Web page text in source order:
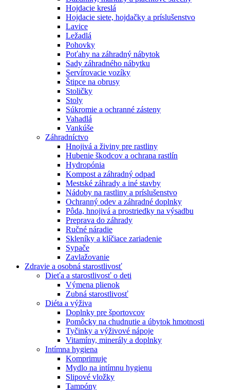
Hojdacie kreslá
Hojdacie siete, hojdačky a príslušenstvo
Lavice
Ležadlá
Pohovky
Poťahy na záhradný nábytok
Sady záhradného nábytku
Servírovacie vozíky
Štipce na obrusy
Stoličky
Stoly
Súkromie a ochranné zásteny
Vahadlá
Vankúše
Záhradníctvo
Hnojivá a živiny pre rastliny
Hubenie škodcov a ochrana rastlín
Hydropónia
Kompost a záhradný odpad
Mestské záhrady a iné stavby
Nádoby na rastliny a príslušenstvo
Ochranný odev a záhradné doplnky
Pôda, hnojivá a prostriedky na výsadbu
Preprava do záhrady
Ručné náradie
Skleníky a klíčiace zariadenie
Sypače
Zavlažovanie
Zdravie a osobná starostlivosť
Dieťa a starostlivosť o deti
Výmena plienok
Zubná starostlivosť
Diéta a výživa
Doplnky pre športovcov
Pomôcky na chudnutie a úbytok hmotnosti
Tyčinky a výživové nápoje
Vitamíny, minerály a doplnky
Intímna hygiena
Komprimuje
Mydlo na intímnu hygienu
Slipové vložky
Tampóny